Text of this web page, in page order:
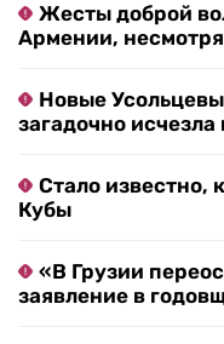
Жесты доброй
Армении,
Новые
загадочно
Стало известно,
Кубы
«В Грузии
заявление в